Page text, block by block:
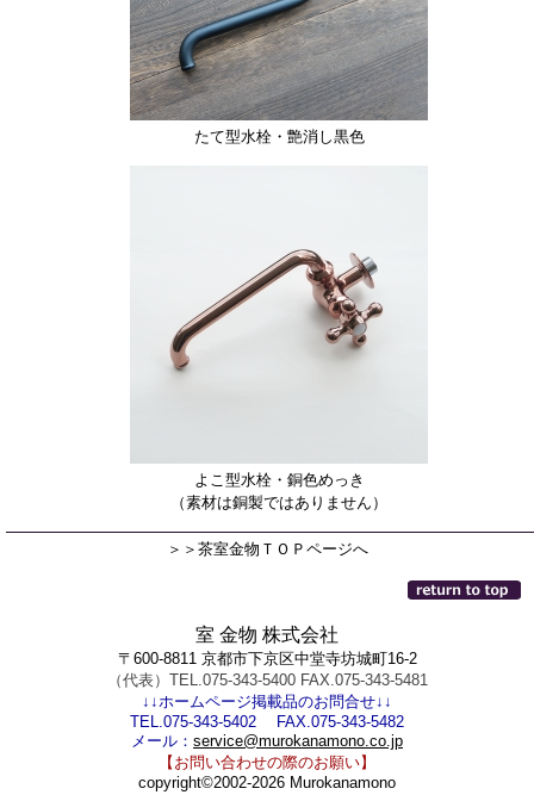
たて型水栓・艶消し黒色
よこ型水栓・銅色めっき
（素材は銅製ではありません）
＞＞茶室金物ＴＯＰページへ
室 金物 株式会社
〒600-8811 京都市下京区中堂寺坊城町16-2
（代表）TEL.075-343-5400 FAX.075-343-5481
↓↓ホームページ掲載品のお問合せ↓↓
TEL.075-343-5402 FAX.075-343-5482
メール： service@murokanamono.co.jp
【お問い合わせの際のお願い】
copyright©2002-2026 Murokanamono